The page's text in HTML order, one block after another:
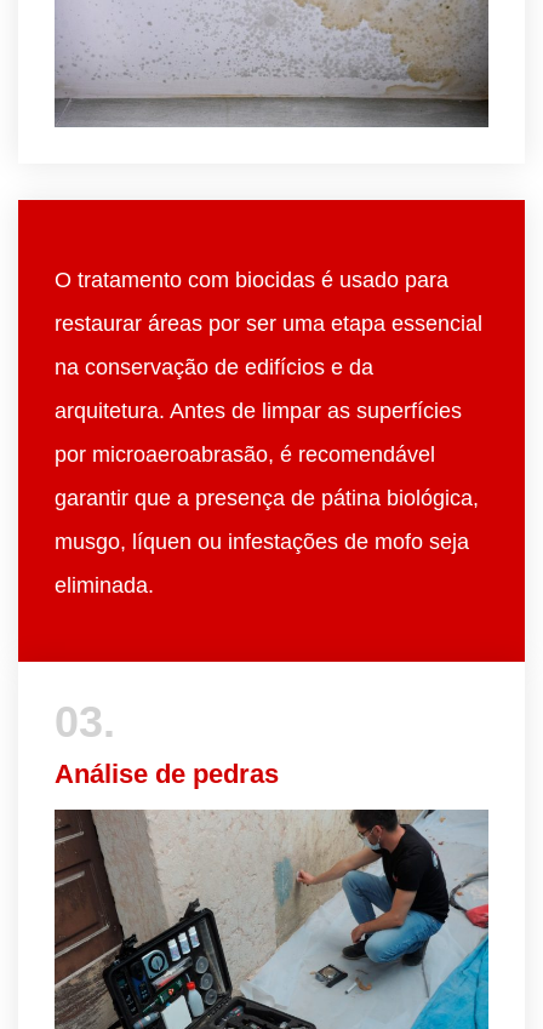
O tratamento com biocidas é usado para
restaurar áreas por ser uma etapa essencial
na conservação de edifícios e da
arquitetura. Antes de limpar as superfícies
por microaeroabrasão, é recomendável
garantir que a presença de pátina biológica,
musgo, líquen ou infestações de mofo seja
eliminada.
03.
Análise de pedras